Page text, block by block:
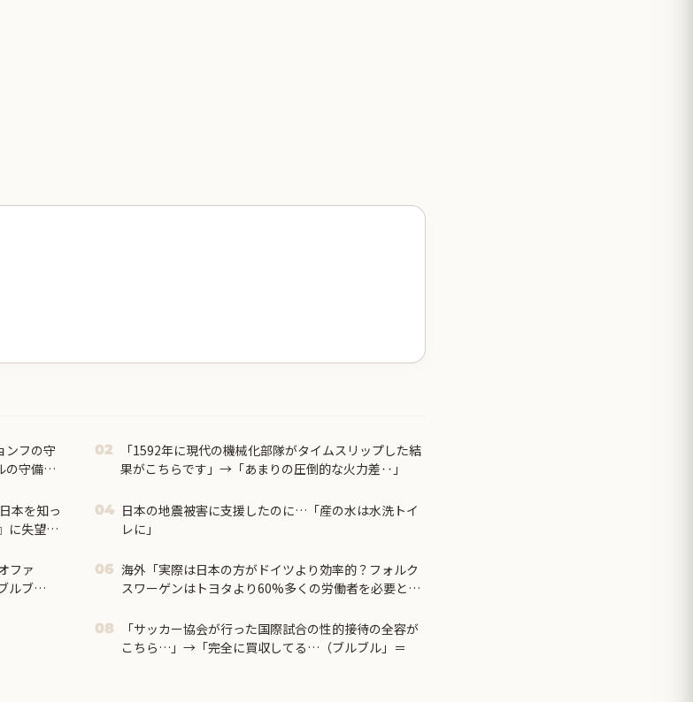
ンフの守
守備ｗ
02
「1592年に現代の機械化部隊がタイムスリップした結
果がこちらです」→「あまりの圧倒的な火力差‥」
本を知っ
に失望す
04 日本の地震被害に支援したのに…「産の水は水洗トイ
レに」
ファ
ルブ
06 海外「実際は日本の方がドイツより効率的？フォルク
スワーゲンはトヨタより60%多くの労働者を必要とし
08
「サッカー協会が行った国際試合の性的接待の全容が
こちら…」→「完全に買収してる…（ブルブル」＝